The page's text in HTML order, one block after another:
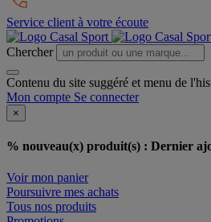
Service client à votre écoute
Chercher
Contenu du site suggéré et menu de
Mon compte Se connecter
×
% nouveau(x) produit(s) : Dernier
Voir mon panier
Poursuivre mes achats
Tous nos produits